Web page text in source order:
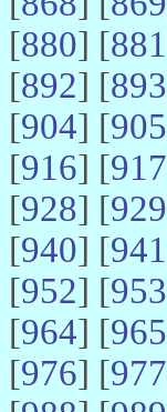
[880] [881
[892] [893
[904] [905
[916] [917
[928] [929
[940] [941
[952] [953
[964] [965
[976] [977